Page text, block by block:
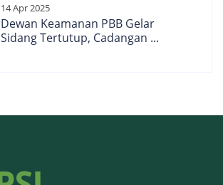
14 Apr 2025
Dewan Keamanan PBB Gelar
Sidang Tertutup, Cadangan ...